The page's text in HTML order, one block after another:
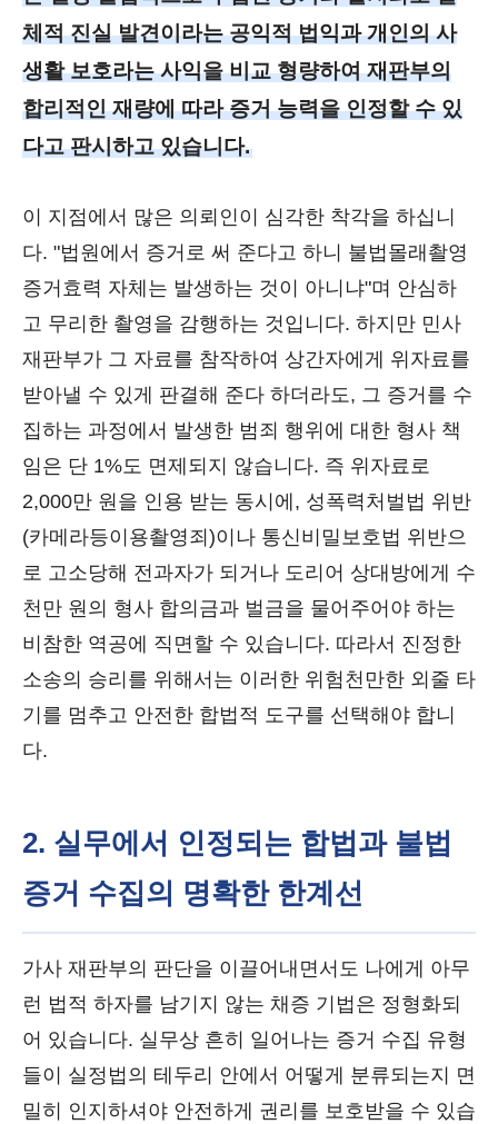
체적 진실 발견이라는 공익적 법익과 개인의 사
생활 보호라는 사익을 비교 형량하여 재판부의
합리적인 재량에 따라 증거 능력을 인정할 수 있
다고 판시하고 있습니다.
이 지점에서 많은 의뢰인이 심각한 착각을 하십니
다. "법원에서 증거로 써 준다고 하니 불법몰래촬영
증거효력 자체는 발생하는 것이 아니냐"며 안심하
고 무리한 촬영을 감행하는 것입니다. 하지만 민사
재판부가 그 자료를 참작하여 상간자에게 위자료를
받아낼 수 있게 판결해 준다 하더라도, 그 증거를 수
집하는 과정에서 발생한 범죄 행위에 대한 형사 책
임은 단 1%도 면제되지 않습니다. 즉 위자료로
2,000만 원을 인용 받는 동시에, 성폭력처벌법 위반
(카메라등이용촬영죄)이나 통신비밀보호법 위반으
로 고소당해 전과자가 되거나 도리어 상대방에게 수
천만 원의 형사 합의금과 벌금을 물어주어야 하는
비참한 역공에 직면할 수 있습니다. 따라서 진정한
소송의 승리를 위해서는 이러한 위험천만한 외줄 타
기를 멈추고 안전한 합법적 도구를 선택해야 합니
다.
2. 실무에서 인정되는 합법과 불법
증거 수집의 명확한 한계선
가사 재판부의 판단을 이끌어내면서도 나에게 아무
런 법적 하자를 남기지 않는 채증 기법은 정형화되
어 있습니다. 실무상 흔히 일어나는 증거 수집 유형
들이 실정법의 테두리 안에서 어떻게 분류되는지 면
밀히 인지하셔야 안전하게 권리를 보호받을 수 있습